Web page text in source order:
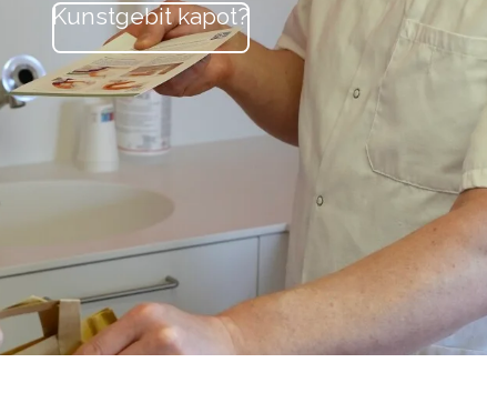
Kunstgebit kapot?